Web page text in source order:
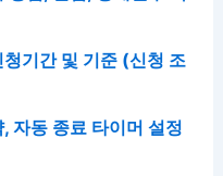
기간 및 기준 (신청 조
자동 종료 타이머 설정